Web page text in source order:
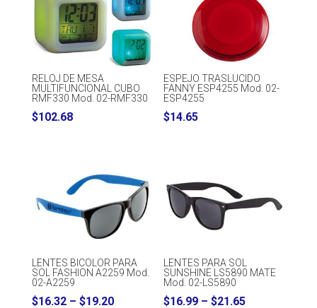
RELOJ DE MESA
MULTIFUNCIONAL CUBO
RMF330 Mod. 02-RMF330
$102.68
ESPEJO TRASLUCIDO
FANNY ESP4255 Mod. 02-
ESP4255
$14.65
LENTES BICOLOR PARA
SOL FASHION A2259 Mod.
02-A2259
$16.32 – $19.20Price
LENTES PARA SOL
SUNSHINE LS5890 MATE
Mod. 02-LS5890
$16.99 – $21.65Price